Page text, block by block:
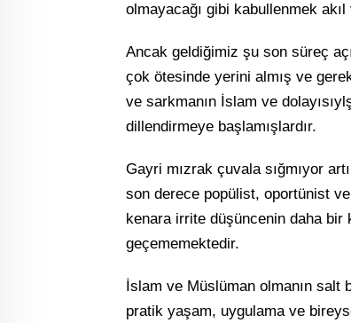
olmayacağı gibi kabullenmek akıl
Ancak geldiğimiz şu son süreç
çok ötesinde yerini almış ve
ve sarkmanın İslam ve
dillendirmeye başlamışlardır.
Gayri mızrak çuvala sığmıyor
son derece popülist, oportünist
kenara irrite düşüncenin daha bir
geçememektedir.
İslam ve Müslüman olmanın salt
pratik yaşam, uygulama ve